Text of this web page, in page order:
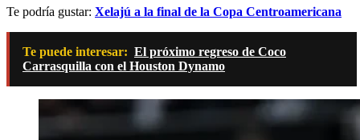
Te podría gustar: Xelajú a la final de la Copa Centroamericana
Te puede interesar: El próximo regreso de Coco
Carrasquilla con el Houston Dynamo